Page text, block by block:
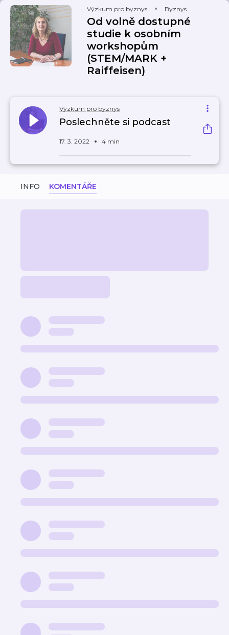
Výzkum pro byznys Byznys
Od volně dostupné
studie k osobním
workshopům
(STEM/MARK +
Raiffeisen)
Výzkum pro byznys
Poslechněte si podcast
17. 3. 2022 4 min
INFO KOMENTÁŘE